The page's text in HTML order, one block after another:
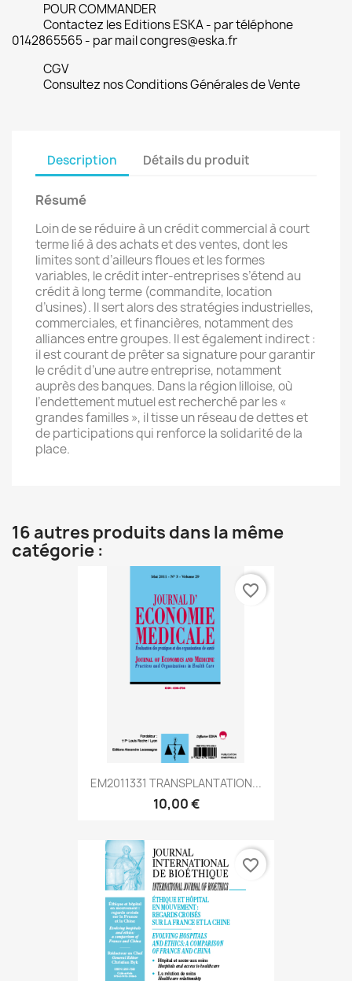
POUR COMMANDER
Contactez les Editions ESKA - par téléphone
0142865565 - par mail congres@eska.fr
CGV
Consultez nos Conditions Générales de Vente
Description Détails du produit
Résumé
Loin de se réduire à un crédit commercial à court
terme lié à des achats et des ventes, dont les
limites sont d’ailleurs floues et les formes
variables, le crédit inter-entreprises s’étend au
crédit à long terme (commandite, location
d’usines). Il sert alors des stratégies industrielles,
commerciales, et financières, notamment des
alliances entre groupes. Il est également indirect :
il est courant de prêter sa signature pour garantir
le crédit d’une autre entreprise, notamment
auprès des banques. Dans la région lilloise, où
l’endettement mutuel est recherché par les «
grandes familles », il tisse un réseau de dettes et
de participations qui renforce la solidarité de la
place.
16 autres produits dans la même
catégorie :
EM2011331 TRANSPLANTATION...
10,00 €
favorite_border
favorite_border